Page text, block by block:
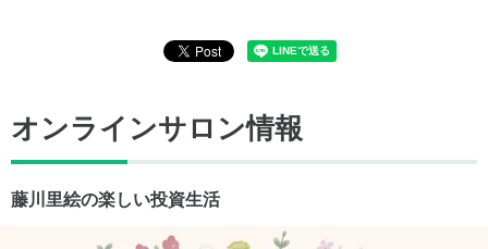
オンラインサロン情報
藤川里絵の楽しい投資生活